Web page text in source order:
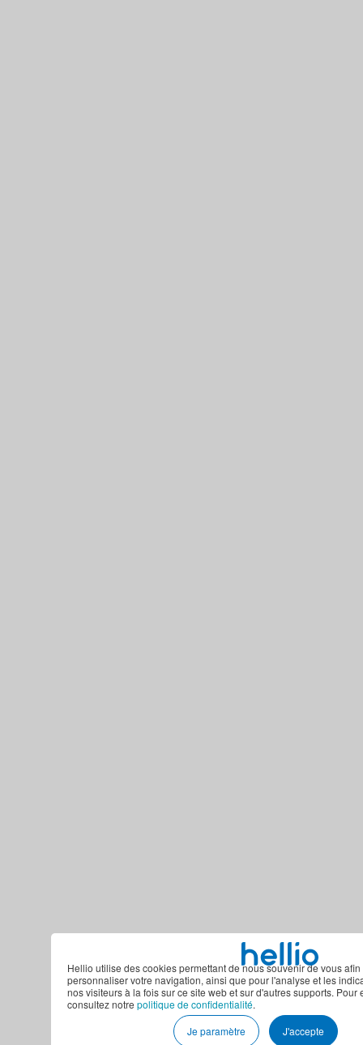
Hellio utilise des cookies permettant de nous souvenir de vous
personnaliser votre navigation, ainsi que pour l'analyse et les
nos visiteurs à la fois sur ce site web et sur d'autres supports. Pour
consultez notre politique de confidentialité.
Je paramètre
J'accepte